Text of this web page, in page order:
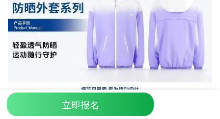
立即报名